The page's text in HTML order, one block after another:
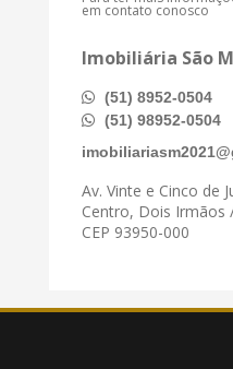
em contato conosco
Imobiliária São
(51) 8952-0504
(51) 98952-0504
Av. Vinte e Cinco de
Centro, Dois Irmãos
CEP 93950-000